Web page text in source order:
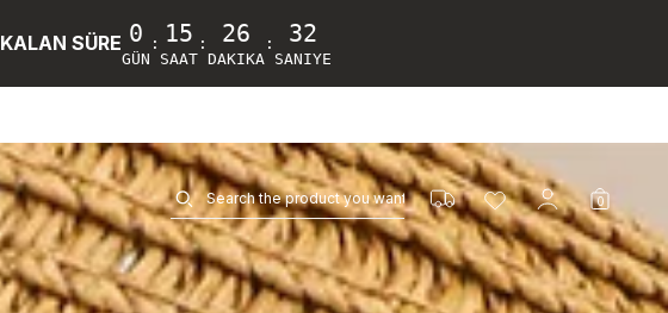
KALAN SÜRE 0
GÜN
: 15
SAAT
: 26
DAKIKA
: 28
SANIYE
0